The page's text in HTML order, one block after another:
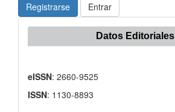
Registrarse Entrar
Datos Editoriales
eISSN: 2660-9525
ISSN: 1130-8893